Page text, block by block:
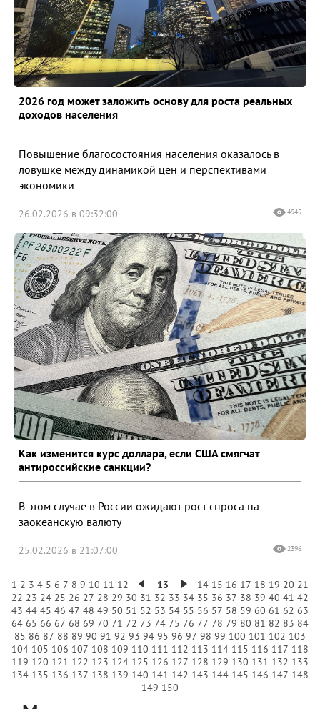
2026 год может заложить основу для роста реальных
доходов населения
Повышение благосостояния населения оказалось в
ловушке между динамикой цен и перспективами
экономики
26.02.2026 в 09:32:00 4945
Как изменится курс доллара, если США смягчат
антироссийские санкции?
В этом случае в России ожидают рост спроса на
заокеанскую валюту
25.02.2026 в 21:07:00 2396
1 2 3 4 5 6 7 8 9 10 11 12 13 14 15 16 17 18 19 20 21
22 23 24 25 26 27 28 29 30 31 32 33 34 35 36 37 38 39 40 41 42
43 44 45 46 47 48 49 50 51 52 53 54 55 56 57 58 59 60 61 62 63
64 65 66 67 68 69 70 71 72 73 74 75 76 77 78 79 80 81 82 83 84
85 86 87 88 89 90 91 92 93 94 95 96 97 98 99 100 101 102 103
104 105 106 107 108 109 110 111 112 113 114 115 116 117 118
119 120 121 122 123 124 125 126 127 128 129 130 131 132 133
134 135 136 137 138 139 140 141 142 143 144 145 146 147 148
149 150